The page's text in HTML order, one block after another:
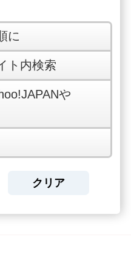
に
ト内検索
や